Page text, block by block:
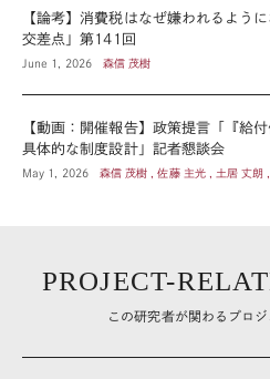
【論考】消費税はなぜ嫌われるよう
交差点」第141回
June 1, 2026 森信 茂樹
【動画：開催報告】政策提言「『給
具体的な制度設計」記者懇談会
May 1, 2026 森信 茂樹 , 佐藤 主光 , 土居 丈朗
PROJECT-
この研究者が関わるプロ